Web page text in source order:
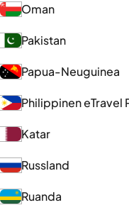
Oman
Pakistan
Papua-Neuguinea
Philippinen eTravel
Katar
Russland
Ruanda